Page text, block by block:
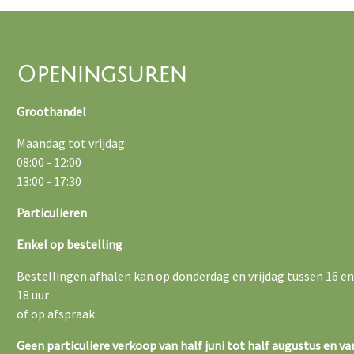
Openingsuren
Groothandel
Maandag tot vrijdag:
08:00 - 12:00
13:00 - 17:30
Particulieren
Enkel op bestelling
Bestellingen afhalen kan op donderdag en vrijdag tussen 16 en
18 uur
of op afspraak
Geen particuliere verkoop van half juni tot half augustus en